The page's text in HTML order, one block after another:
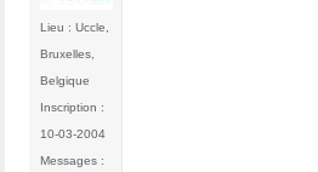
Lieu : Uccle,
Bruxelles,
Belgique
Inscription :
10-03-2004
Messages :